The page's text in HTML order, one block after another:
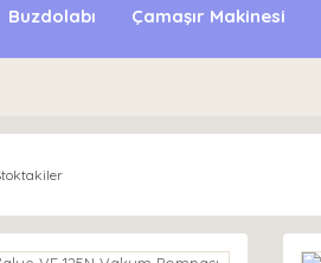
Buzdolabı Çamaşır Makinesi